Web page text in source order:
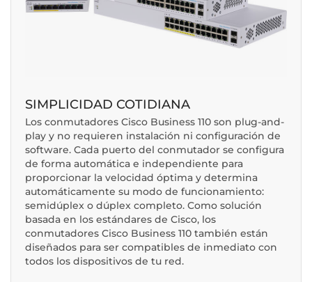
SIMPLICIDAD COTIDIANA
Los conmutadores Cisco Business 110 son plug-and-
play y no requieren instalación ni configuración de
software. Cada puerto del conmutador se configura
de forma automática e independiente para
proporcionar la velocidad óptima y determina
automáticamente su modo de funcionamiento:
semidúplex o dúplex completo. Como solución
basada en los estándares de Cisco, los
conmutadores Cisco Business 110 también están
diseñados para ser compatibles de inmediato con
todos los dispositivos de tu red.